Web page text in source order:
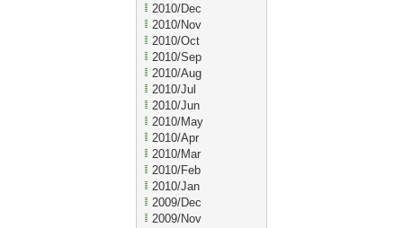
2010/Dec
2010/Nov
2010/Oct
2010/Sep
2010/Aug
2010/Jul
2010/Jun
2010/May
2010/Apr
2010/Mar
2010/Feb
2010/Jan
2009/Dec
2009/Nov